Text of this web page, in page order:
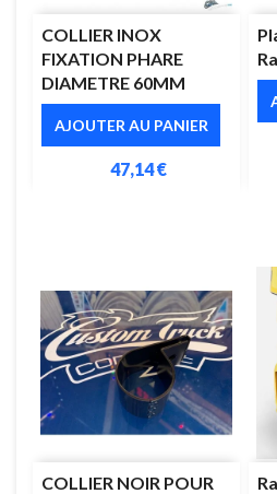
COLLIER INOX
FIXATION PHARE
DIAMETRE 60MM
AJOUTER AU PANIER
47,14 €
COLLIER NOIR POUR